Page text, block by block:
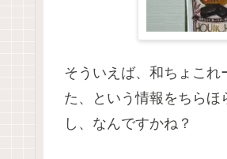
そういえば、和ちょこ
た、という情報をちら
し、なんですかね？